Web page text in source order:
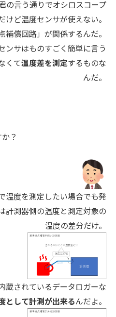
の言う通りでオシロスコープ
ど温度センサが使えない。
補償回路」が関係するんだ。
ンサはものすごく簡単に言う
くて温度差を測定するものな
んだ。
？
温度を測定したい場合でも発
計測器側の温度と測定対象の
温度の差分だけ。
蔵されているデータロガーな
として計測が出来るんだよ。